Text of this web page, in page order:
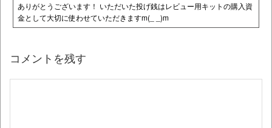
ありがとうございます！ いただいた投げ銭はレビュー用キットの購入資
金として大切に使わせていただきますm(_ _)m
コメントを残す